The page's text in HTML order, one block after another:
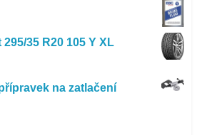
35 R20 105 Y XL
na zatlačení